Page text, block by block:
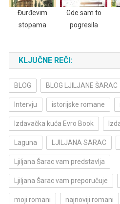
Đurđevim
stopama
Gde sam to
pogresila
KLJUČNE REČI:
BLOG BLOG LJILJANE ŠARAC
Intervju istorijske romane
Izdavačka kuća Evro Book
Laguna LJILJANA SARAC
Ljiljana Šarac vam predstavlja
Ljiljana Šarac vam preporučuje
moji romani najnoviji romani